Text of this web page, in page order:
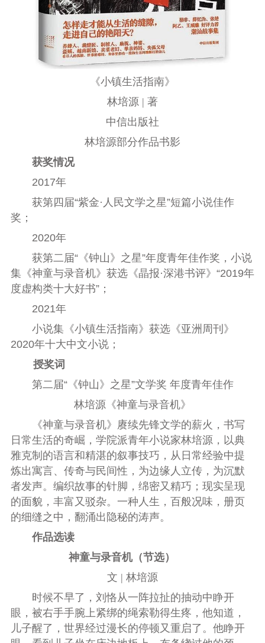
《小镇生活指南》
林培源 | 著
中信出版社
林培源部分作品书影
获奖情况
2017年
获第四届“紫金·人民文学之星”短篇小说佳作
奖；
2020年
获第二届“《钟山》之星”年度青年佳作奖，小说
集《神童与录音机》获选《晶报·深港书评》“2019年
度虚构类十大好书”；
2021年
小说集《小镇生活指南》获选《亚洲周刊》
2020年十大中文小说；
授奖词
第二届“《钟山》之星”文学奖 年度青年佳作
林培源《神童与录音机》
《神童与录音机》赓续先锋文学的薪火，书写
日常生活的奇崛，学院派青年小说家林培源，以典
雅克制的语言和精湛的叙事技巧，从日常经验中提
炼出寓言、传奇与民间性，为边缘人立传，为沉默
者发声。编织故事的针脚，绵密又精巧；现实呈现
的面貌，丰富又驳杂。一种人生，百般况味，册页
的细缝之中，翻涌出隐秘的涛声。
作品选读
神童与录音机（节选）
文 | 林培源
时候不早了，刘恪从一阵拉扯的抽动中睁开
眼，被右手手腕上紧绑的绳索勒得生疼，他知道，
儿子醒了，世界经过漫长的停顿又重启了。他睁开